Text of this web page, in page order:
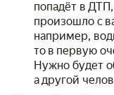
попадёт в
произошло с
например,
то в первую
Нужно будет
а другой